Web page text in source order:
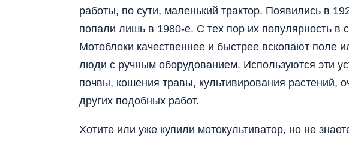
работы, по сути, маленький трактор. Появились в
попали лишь в 1980-е. С тех пор их популярность в
Мотоблоки качественнее и быстрее вскопают поле
люди с ручным оборудованием. Используются эти
почвы, кошения травы, культивирования растений,
других подобных работ.
Хотите или уже купили мотокультиватор, но не